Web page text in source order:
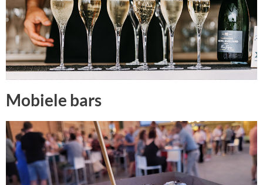
Mobiele bars